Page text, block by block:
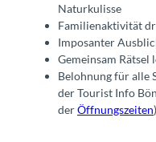
Naturkulisse
Familienaktivität
Imposanter
Gemeinsam Rätsel
Belohnung für alle
der Tourist Info
derÖffnungszeiten)